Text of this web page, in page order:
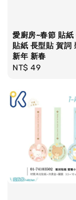
愛廚房~春節 貼紙
貼紙 長型貼 賀詞
新年 新春
Regular
NT$ 49